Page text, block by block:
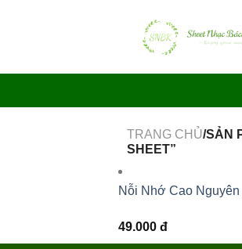
TRANG CHỦ/SẢN
SHEET”
Nỗi Nhớ Cao Nguyên
49.000 đ